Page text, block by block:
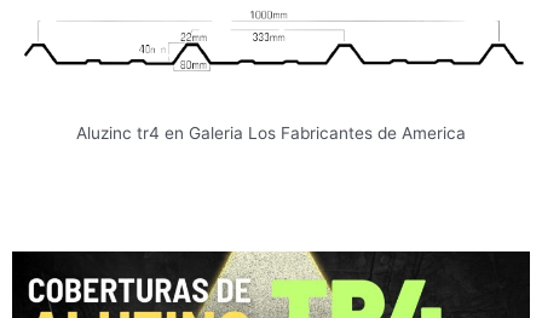
Aluzinc tr4 en Galeria Los Fabricantes de America